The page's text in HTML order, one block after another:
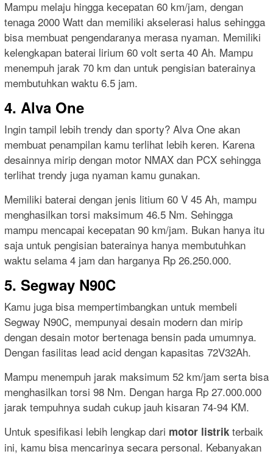
Mampu melaju hingga kecepatan 60 km/jam, dengan
tenaga 2000 Watt dan memiliki akselerasi halus sehingga
bisa membuat pengendaranya merasa nyaman. Memiliki
kelengkapan baterai lirium 60 volt serta 40 Ah. Mampu
menempuh jarak 70 km dan untuk pengisian baterainya
membutuhkan waktu 6.5 jam.
4. Alva One
Ingin tampil lebih trendy dan sporty? Alva One akan
membuat penampilan kamu terlihat lebih keren. Karena
desainnya mirip dengan motor NMAX dan PCX sehingga
terlihat trendy juga nyaman kamu gunakan.
Memiliki baterai dengan jenis litium 60 V 45 Ah, mampu
menghasilkan torsi maksimum 46.5 Nm. Sehingga
mampu mencapai kecepatan 90 km/jam. Bukan hanya itu
saja untuk pengisian baterainya hanya membutuhkan
waktu selama 4 jam dan harganya Rp 26.250.000.
5. Segway N90C
Kamu juga bisa mempertimbangkan untuk membeli
Segway N90C, mempunyai desain modern dan mirip
dengan desain motor bertenaga bensin pada umumnya.
Dengan fasilitas lead acid dengan kapasitas 72V32Ah.
Mampu menempuh jarak maksimum 52 km/jam serta bisa
menghasilkan torsi 98 Nm. Dengan harga Rp 27.000.000
jarak tempuhnya sudah cukup jauh kisaran 74-94 KM.
Untuk spesifikasi lebih lengkap dari motor listrik terbaik
ini, kamu bisa mencarinya secara personal. Kebanyakan